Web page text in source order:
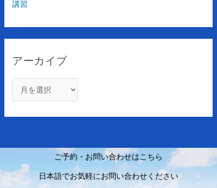
講習
アーカイブ
ご予約・お問い合わせはこちら
日本語でお気軽にお問い合わせください